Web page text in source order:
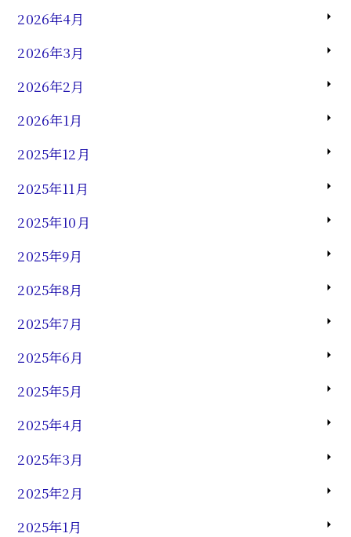
2026年4月
2026年3月
2026年2月
2026年1月
2025年12月
2025年11月
2025年10月
2025年9月
2025年8月
2025年7月
2025年6月
2025年5月
2025年4月
2025年3月
2025年2月
2025年1月